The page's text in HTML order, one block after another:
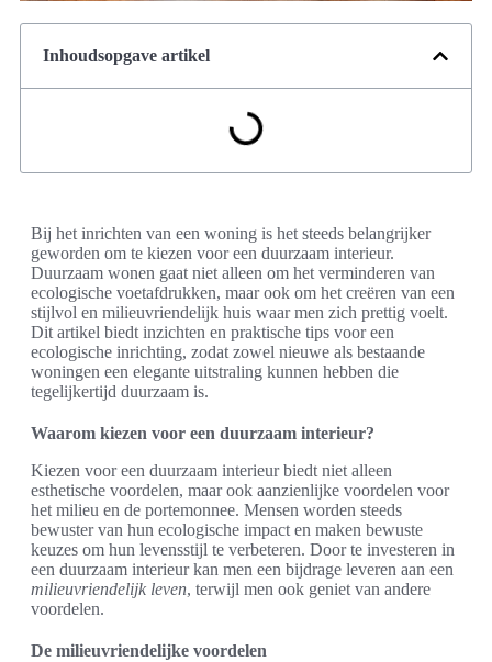
Inhoudsopgave artikel
Bij het inrichten van een woning is het steeds belangrijker
geworden om te kiezen voor een duurzaam interieur.
Duurzaam wonen gaat niet alleen om het verminderen van
ecologische voetafdrukken, maar ook om het creëren van een
stijlvol en milieuvriendelijk huis waar men zich prettig voelt.
Dit artikel biedt inzichten en praktische tips voor een
ecologische inrichting, zodat zowel nieuwe als bestaande
woningen een elegante uitstraling kunnen hebben die
tegelijkertijd duurzaam is.
Waarom kiezen voor een duurzaam interieur?
Kiezen voor een duurzaam interieur biedt niet alleen
esthetische voordelen, maar ook aanzienlijke voordelen voor
het milieu en de portemonnee. Mensen worden steeds
bewuster van hun ecologische impact en maken bewuste
keuzes om hun levensstijl te verbeteren. Door te investeren in
een duurzaam interieur kan men een bijdrage leveren aan een
milieuvriendelijk leven, terwijl men ook geniet van andere
voordelen.
De milieuvriendelijke voordelen